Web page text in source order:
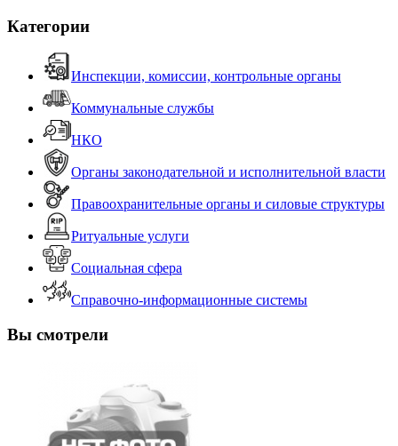
Категории
Инспекции, комиссии, контрольные органы
Коммунальные службы
НКО
Органы законодательной и исполнительной власти
Правоохранительные органы и силовые структуры
Ритуальные услуги
Социальная сфера
Справочно-информационные системы
Вы смотрели